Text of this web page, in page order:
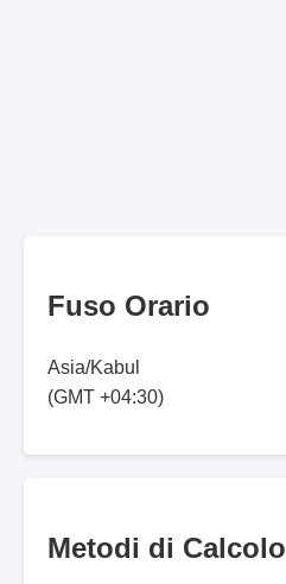
Fuso Orario
Asia/Kabul
(GMT +04:30)
Metodi di Calcolo